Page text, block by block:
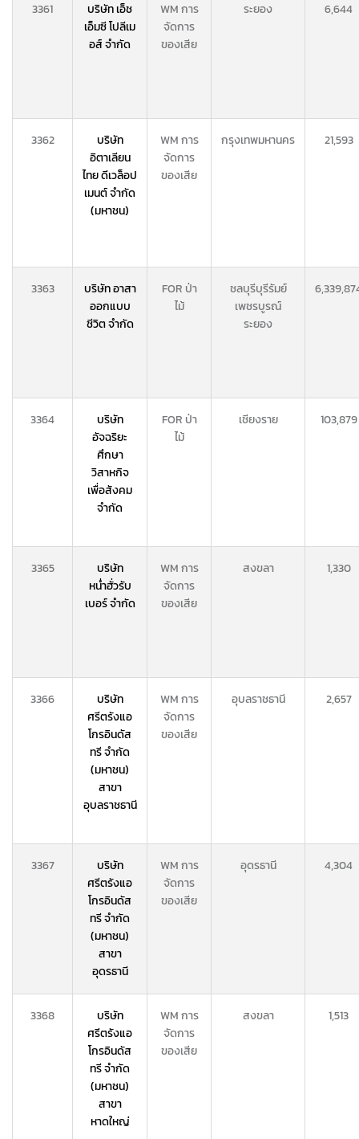
3361
บริษัท เอ็ช
เอ็มซี โปลีเม
อส์ จำกัด
WM การ
จัดการ
ของเสีย
ระยอง 6,644
3362
บริษัท
อิตาเลียน
ไทย ดีเวล็อป
เมนต์ จำกัด
(มหาชน)
WM การ
จัดการ
ของเสีย
กรุงเทพมหานคร 21,593
3363
บริษัท อาสา
ออกแบบ
ชีวิต จำกัด
FOR ป่า
ไม้
ชลบุรีบุรีรัมย์
เพชรบูรณ์
ระยอง
3364
บริษัท
อัจฉริยะ
ศึกษา
วิสาหกิจ
เพื่อสังคม
จำกัด
FOR ป่า
ไม้
เชียงราย 103,879
3365
บริษัท
หน่ำฮั่วรับ
เบอร์ จำกัด
WM การ
จัดการ
ของเสีย
สงขลา 1,330
3366
บริษัท
ศรีตรังแอ
โกรอินดัส
ทรี จำกัด
(มหาชน)
สาขา
อุบลราชธานี
WM การ
จัดการ
ของเสีย
อุบลราชธานี 2,657
3367
บริษัท
ศรีตรังแอ
โกรอินดัส
ทรี จำกัด
(มหาชน)
สาขา
อุดรธานี
WM การ
จัดการ
ของเสีย
อุดรธานี 4,304
3368
บริษัท
ศรีตรังแอ
โกรอินดัส
ทรี จำกัด
(มหาชน)
สาขา
หาดใหญ่
WM การ
จัดการ
ของเสีย
สงขลา 1,513